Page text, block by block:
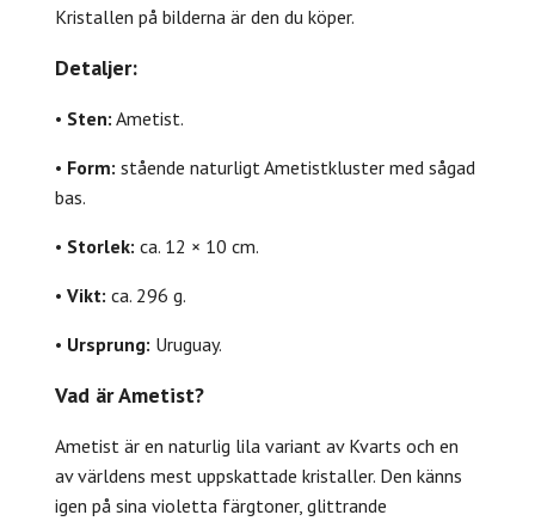
Kristallen på bilderna är den du köper.
Detaljer:
• Sten: Ametist.
• Form: stående naturligt Ametistkluster med sågad
bas.
• Storlek: ca. 12 × 10 cm.
• Vikt: ca. 296 g.
• Ursprung: Uruguay.
Vad är Ametist?
Ametist är en naturlig lila variant av Kvarts och en
av världens mest uppskattade kristaller. Den känns
igen på sina violetta färgtoner, glittrande